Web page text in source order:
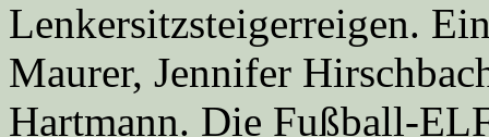
Lenkersitzsteigerreigen.
Maurer, Jennifer
Hartmann. Die Fußball-